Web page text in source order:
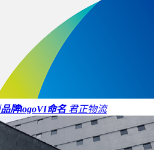
品牌logoVI命名 君正物流